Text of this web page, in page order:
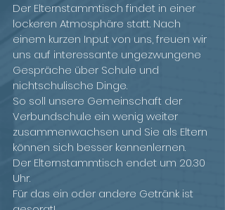
Der Elternstammtisch findet in einer
lockeren Atmosphäre statt. Nach
einem kurzen Input von uns, freuen wir
uns auf interessante ungezwungene
Gespräche über Schule und
nichtschulische Dinge.
So soll unsere Gemeinschaft der
Verbundschule ein wenig weiter
zusammenwachsen und Sie als Eltern
können sich besser kennenlernen.
Der Elternstammtisch endet um 20.30
Uhr.
Für das ein oder andere Getränk ist